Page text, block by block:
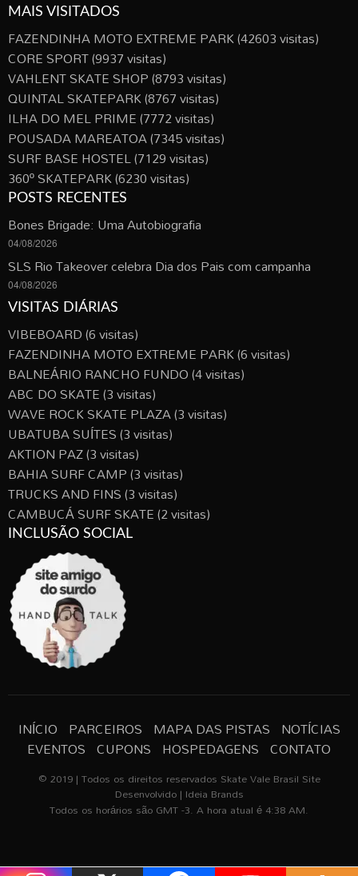
MAIS VISITADOS
FAZENDINHA MOTO EXTREME PARK(42603 visitas)
CORE SPORT(9937 visitas)
VAHLENT SKATE SHOP(8793 visitas)
QUINTAL SKATEPARK(8767 visitas)
ILHA DO MEL PRIME(7772 visitas)
POUSADA MAREATOA(7345 visitas)
SURF BASE HOSTEL(7129 visitas)
360º SKATEPARK(6230 visitas)
POSTS RECENTES
Bones Brigade: Uma Autobiografia
04/08/2026
SLS Rio Takeover celebra Dia dos Pais com campanha
04/08/2026
VISITAS DIÁRIAS
VIBEBOARD(6 visitas)
FAZENDINHA MOTO EXTREME PARK(6 visitas)
BALNEÁRIO RANCHO FUNDO(4 visitas)
ABC DO SKATE(3 visitas)
WAVE ROCK SKATE PLAZA(3 visitas)
UBATUBA SUÍTES(3 visitas)
AKTION PAZ(3 visitas)
BAHIA SURF CAMP(3 visitas)
TRUCKS AND FINS(3 visitas)
CAMBUCÁ SURF SKATE(2 visitas)
INCLUSÃO SOCIAL
INÍCIO PARCEIROS MAPA DAS PISTAS NOTÍCIAS
EVENTOS CUPONS HOSPEDAGENS CONTATO
© 2019 | Todos os direitos reservados Skate Vale Brasil Site
Desenvolvido | Ideia Brands
Todos os horários são GMT -3. A hora atual é 4:38 AM.